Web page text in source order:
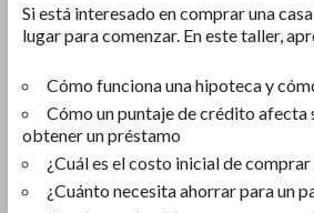
Si está interesado en comprar una
lugar para comenzar. En este taller,
Cómo funciona una hipoteca y
Cómo un puntaje de crédito afecta
obtener un préstamo
¿Cuál es el costo inicial de comprar
¿Cuánto necesita ahorrar para un